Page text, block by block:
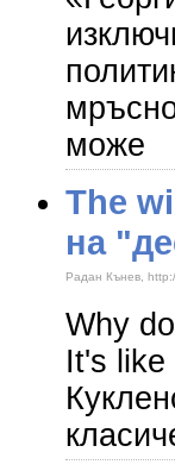
може
The
на
Радан Кънев,
Why
It's